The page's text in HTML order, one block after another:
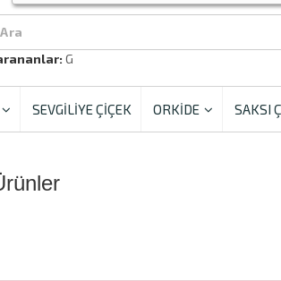
Gül
SEVGİLİYE ÇİÇEK ORKİDE SAKSI